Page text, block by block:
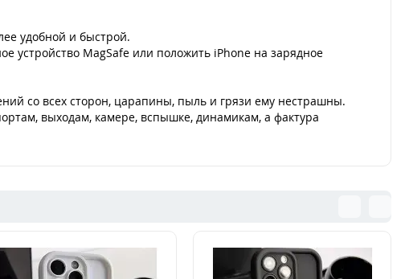
удобной и быстрой.
устройство MagSafe или положить iPhone на зарядное
со всех сторон, царапины, пыль и грязи ему нестрашны.
выходам, камере, вспышке, динамикам, а фактура